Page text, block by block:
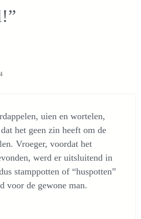
uien en wortelen,
het geen zin heeft om de
Vroeger, voordat het
werd er uitsluitend in
stamppotten of “huspotten”
voor de gewone man.